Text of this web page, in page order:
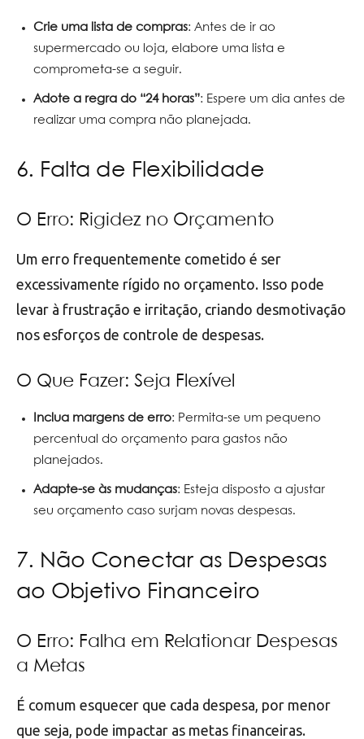
Crie uma lista de compras: Antes de ir ao
supermercado ou loja, elabore uma lista e
comprometa-se a seguir.
Adote a regra do “24 horas”: Espere um dia antes de
realizar uma compra não planejada.
6. Falta de Flexibilidade
O Erro: Rigidez no Orçamento
Um erro frequentemente cometido é ser
excessivamente rígido no orçamento. Isso pode
levar à frustração e irritação, criando desmotivação
nos esforços de controle de despesas.
O Que Fazer: Seja Flexível
Inclua margens de erro: Permita-se um pequeno
percentual do orçamento para gastos não
planejados.
Adapte-se às mudanças: Esteja disposto a ajustar
seu orçamento caso surjam novas despesas.
7. Não Conectar as Despesas
ao Objetivo Financeiro
O Erro: Falha em Relationar Despesas
a Metas
É comum esquecer que cada despesa, por menor
que seja, pode impactar as metas financeiras.